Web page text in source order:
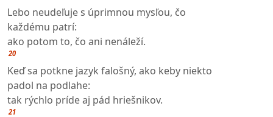
Lebo neudeľuje s úprimnou mysľou, čo
každému patrí:
ako potom to, čo ani nenáleží.
20
Keď sa potkne jazyk falošný, ako keby niekto
padol na podlahe:
tak rýchlo príde aj pád hriešnikov.
21